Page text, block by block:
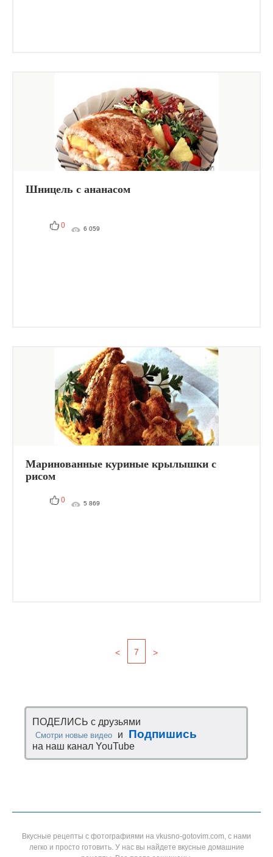
Шницель с ананасом
0 6 059
Маринованные куриные крылышки с
рисом
0 5 869
< 7 >
ПОДЕЛИСЬ с друзьями
Смотри новые видео и Подпишись
на наш канал YouTube
Вкусные рецепты с фотографиями на vkusno-gotovim.com, с нами
легко и просто готовить. У нас вы найдете вкусные домашние